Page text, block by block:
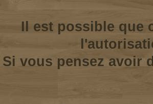
Il est possible que
Si vous pensez avoir